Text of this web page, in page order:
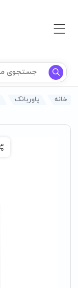
خانه پاوربانک